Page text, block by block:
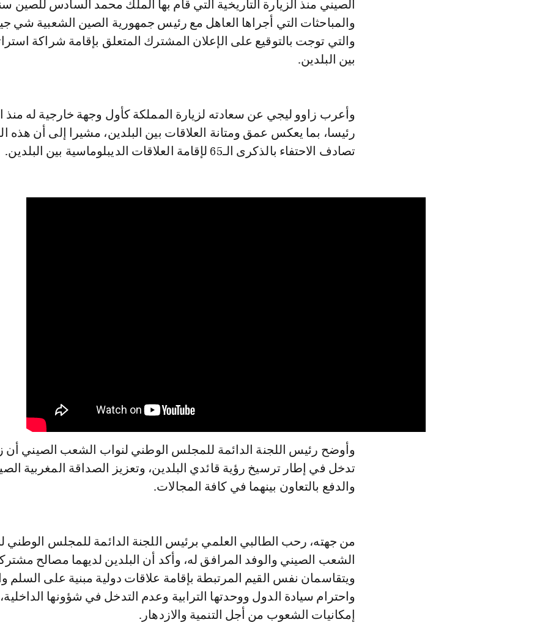
والمباحثات التي أجراها العاهل مع رئيس جمهورية الصين الشعبية شي
والتي توجت بالتوقيع على الإعلان المشترك المتعلق بإقامة شراكة
بين البلدين.
وأعرب زاوو ليجي عن سعادته لزيارة المملكة كأول وجهة خارجية له منذ
رئيسا، بما يعكس عمق ومتانة العلاقات بين البلدين، مشيرا إلى أن هذه
تصادف الاحتفاء بالذكرى الـ65 لإقامة العلاقات الديبلوماسية بين البلدين.
وأوضح رئيس اللجنة الدائمة للمجلس الوطني لنواب الشعب الصيني أن
تدخل في إطار ترسيخ رؤية قائدي البلدين، وتعزيز الصداقة المغربية
والدفع بالتعاون بينهما في كافة المجالات.
من جهته، رحب الطالبي العلمي برئيس اللجنة الدائمة للمجلس الوطني
الشعب الصيني والوفد المرافق له، وأكد أن البلدين لديهما مصالح
ويتقاسمان نفس القيم المرتبطة بإقامة علاقات دولية مبنية على السلم
واحترام سيادة الدول ووحدتها الترابية وعدم التدخل في شؤونها
إمكانيات الشعوب من أجل التنمية والازدهار.